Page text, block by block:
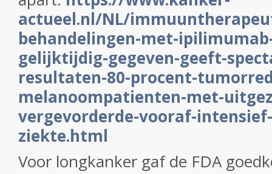
actueel.nl/NL/
behandelingen-met-
gelijktijdig-gegeven-geeft-
resultaten-80-procent-
melanoompatienten-met-
vergevorderde-vooraf-
ziekte.html
Voor longkanker gaf de FDA